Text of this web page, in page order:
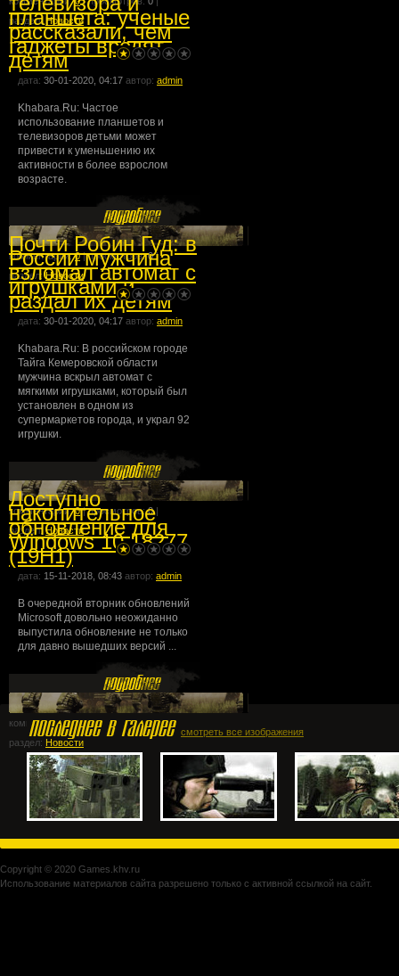
раздел: Новости
планшета: ученые
рассказали, чем
гаджеты вредят
детям
дата: 30-01-2020, 04:17 автор: admin
Khabara.Ru: Частое
использование планшетов и
телевизоров детьми может
привести к уменьшению их
активности в более взрослом
возрасте.
комментарии:0| просмотров:0|
раздел:Новости
Почти Робин Гуд: в
России мужчина
взломал автомат с
игрушками и
раздал их детям
дата: 30-01-2020, 04:17 автор: admin
Khabara.Ru: В российском городе
Тайга Кемеровской области
мужчина вскрыл автомат с
мягкими игрушками, который был
установлен в одном из
супермаркетов города, и украл 92
игрушки.
комментарии:0| просмотров:0|
раздел: Новости
Доступно
накопительное
обновление для
Windows 10 18277
(19H1)
дата: 15-11-2018, 08:43 автор: admin
В очередной вторник обновлений
Microsoft довольно неожиданно
выпустила обновление не только
для давно вышедших версий ...
комментарии:0| просмотров:0|
раздел: Новости
смотреть все изображения
Copyright © 2020 Games.khv.ru
Использование материалов сайта разрешено только с активной ссылкой на сайт.